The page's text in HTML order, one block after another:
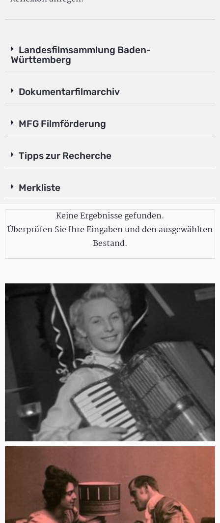
Landesfilmsammlung Baden-
Württemberg
Dokumentarfilmarchiv
MFG Filmförderung
Tipps zur Recherche
Merkliste
Keine Ergebnisse gefunden.
Überprüfen Sie Ihre Eingaben und den ausgewählten
Bestand.